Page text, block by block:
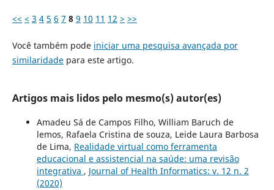
<< < 3 4 5 6 7 8 9 10 11 12 > >>
Você também pode iniciar uma pesquisa avançada por
similaridadepara este artigo.
Artigos mais lidos pelo mesmo(s) autor(es)
Amadeu Sá de Campos Filho, William Baruch de
lemos, Rafaela Cristina de souza, Leide Laura Barbosa
de Lima, Realidade virtual como ferramenta
educacional e assistencial na saúde: uma revisão
integrativa , Journal of Health Informatics: v. 12 n. 2
(2020)